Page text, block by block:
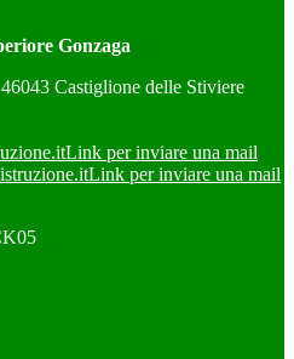
Gonzaga
Castiglione delle Stiviere
Link per inviare una mail
Link per inviare una mail